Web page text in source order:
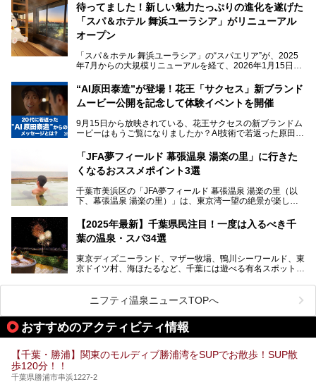
「サウナでしっかりととのいたい」「海が見える絶景で非日
常を味わいたい」「子連れでも気兼ねなく1日過ごした
い」。
そんな多様なニーズに応える施設が揃っているため、その日
の目的に合った施設がきっと見つかるはずです。
さらに最近では、24時間営業で深夜まで滞在できる施設
や、テレワーク・コワーキングスペースを備えた仕事もでき
るスパも増えており、ただの入浴施設にとどまらない進化を
本記事では、人気スーパー銭湯から絶景施設、コワーキング
スペースや休憩スペースが充実した施設、子連れファミリー
向けの施設など、目的に合わせたおすすめの施設を紹介しま
す。
ださい。
待ってました！新しい魅力たっぷりの進化を遂げた
「スパ＆ホテル 舞浜ユーラシア」がリニューアル
オープン
「スパ＆ホテル 舞浜ユーラシア」の“スパエリア”が、2025
年7月からの大規模リニューアルを経て、2026年1月15日
新設エリアや生まれ変わった浴場・サウナの魅力を、人気キ
ャラクター「ユーラシわん」と一緒にご紹介します。必見の
───
提供元：SPA＆HOTEL舞浜ユーラシア【PR】
です。
“AI原田泰造”が登場！花王「サクセス」新ブランド
ムービー公開を記念して体験イベントを開催
9月15日から放映されている、花王サクセスの新ブランドム
ービーはもうご覧になりましたか？AI技術で若返った原田泰
伝えるムービーです。公開を記念して、スパメッツァおおた
か竜泉寺の湯にて体験イベントを開催。花王サクセスの製品
が無料で試せるチャンスです！
提供元：花王株式会社【PR】
この記事は花王株式会社商品のPRレポート記事です。
「JFA夢フィールド 幕張温泉 湯楽の里」に行きた
くなるおススメポイント3選
千葉市美浜区の「JFA夢フィールド 幕張温泉 湯楽の里（以
下、幕張温泉 湯楽の里）」は、東京湾一望の絶景が楽しめ
設備も天然温泉の露天風呂、サウナ、岩盤浴のほか、高濃度
炭酸泉、海の見えるお休み処や食事処、展望抜群の屋上ま
で、年代を問わずたっぷり楽しめます。
今回は人気のこの施設の中でも、特におススメしたい3つの
ポイントについて厳選してお届けします。読めばきっと、行
【2025年最新】千葉県民注目！一度は入るべき千
葉の温泉・スパ34選
東京ディズニーランド、マザー牧場、鴨川シーワールド、東
京ドイツ村、海ほたるなど、千葉には遊べる有名スポットが
県で生まれ、千葉県で育ち、つい最近まで千葉在住だった私
がお勧めする、一度は入るべき千葉の温泉・スパ34選をま
とめました。
ニフティ温泉ニュースTOPへ
おすすめのアクティビティ情報
【千葉・勝浦】関東のモルディブ勝浦湾をSUPでお散歩！SUP散
歩120分！！
千葉県勝浦市串浜1227-2